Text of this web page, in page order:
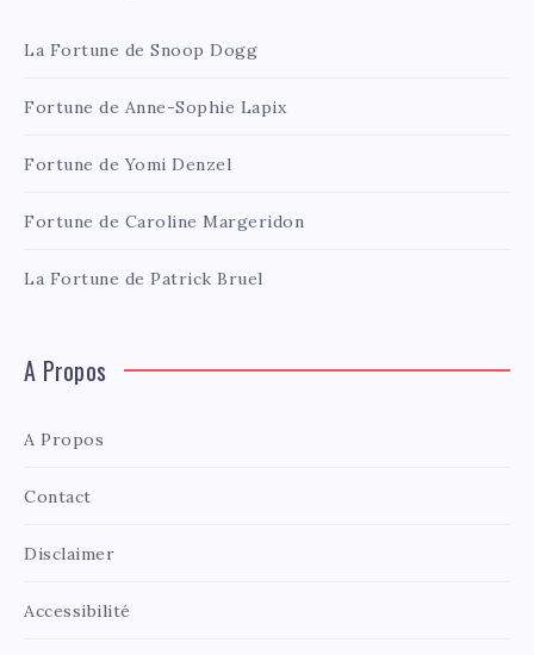
La Fortune de Snoop Dogg
Fortune de Anne-Sophie Lapix
Fortune de Yomi Denzel
Fortune de Caroline Margeridon
La Fortune de Patrick Bruel
A Propos
A Propos
Contact
Disclaimer
Accessibilité